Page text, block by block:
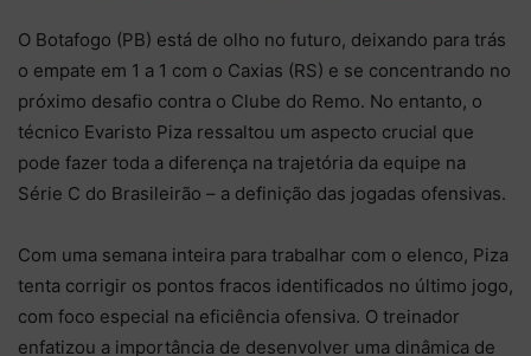
O Botafogo (PB) está de olho no futuro, deixando para trás
o empate em 1 a 1 com o Caxias (RS) e se concentrando no
próximo desafio contra o Clube do Remo. No entanto, o
técnico Evaristo Piza ressaltou um aspecto crucial que
pode fazer toda a diferença na trajetória da equipe na
Série C do Brasileirão – a definição das jogadas ofensivas.
Com uma semana inteira para trabalhar com o elenco, Piza
tenta corrigir os pontos fracos identificados no último jogo,
com foco especial na eficiência ofensiva. O treinador
enfatizou a importância de desenvolver uma dinâmica de